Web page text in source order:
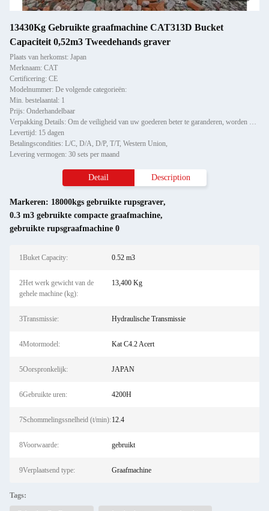
13430Kg Gebruikte graafmachine CAT313D Bucket
Capaciteit 0,52m3 Tweedehands graver
Plaats van herkomst: Japan
Merknaam: CAT
Certificering: CE
Modelnummer: De volgende categorieën:
Min. bestelaantal: 1
Prijs: Onderhandelbaar
Verpakking Details: Om de veiligheid van uw goederen beter te garanderen, worden professionele, milieuvriendelijke, hand
Levertijd: 15 dagen
Betalingscondities: L/C, D/A, D/P, T/T, Western Union,
Levering vermogen: 30 sets per maand
Detail Description
Markeren: 18000kgs gebruikte rupsgraver,
0.3 m3 gebruikte compacte graafmachine,
gebruikte rupsgraafmachine 0
1Buket Capacity: 0.52 m3
2Het werk gewicht van de
gehele machine (kg):
13,400 Kg
3Transmissie: Hydraulische Transmissie
4Motormodel: Kat C4.2 Acert
5Oorspronkelijk: JAPAN
6Gebruikte uren: 4200H
7Schommelingssnelheid (t/min):12.4
8Voorwaarde: gebruikt
9Verplaatsend type: Graafmachine
Tags: